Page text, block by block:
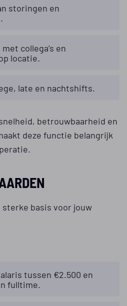
storingen en
collega’s en
locatie.
late en nachtshifts.
betrouwbaarheid en
deze functie belangrijk
basis voor jouw
tussen €2.500 en
fulltime.